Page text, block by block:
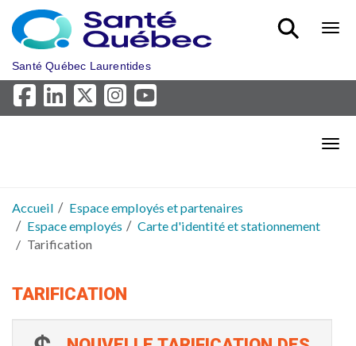
Aller au menu principal
Santé Québec Laurentides
Accueil
Espace employés et partenaires
Espace employés
Carte d'identité et stationnement
Tarification
TARIFICATION